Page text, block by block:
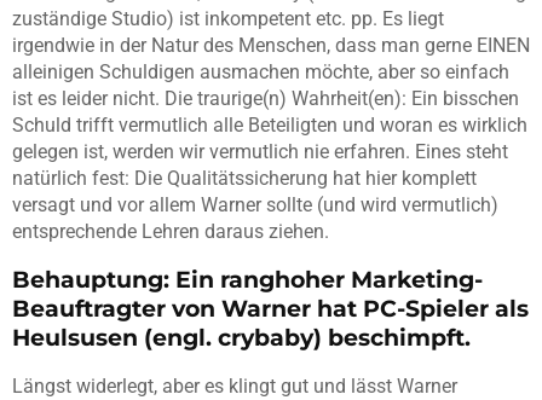
zuständige Studio) ist inkompetent etc. pp. Es liegt
irgendwie in der Natur des Menschen, dass man gerne EINEN
alleinigen Schuldigen ausmachen möchte, aber so einfach
ist es leider nicht. Die traurige(n) Wahrheit(en): Ein bisschen
Schuld trifft vermutlich alle Beteiligten und woran es wirklich
gelegen ist, werden wir vermutlich nie erfahren. Eines steht
natürlich fest: Die Qualitätssicherung hat hier komplett
versagt und vor allem Warner sollte (und wird vermutlich)
entsprechende Lehren daraus ziehen.
Behauptung: Ein ranghoher Marketing-
Beauftragter von Warner hat PC-Spieler als
Heulsusen (engl. crybaby) beschimpft.
Längst widerlegt, aber es klingt gut und lässt Warner